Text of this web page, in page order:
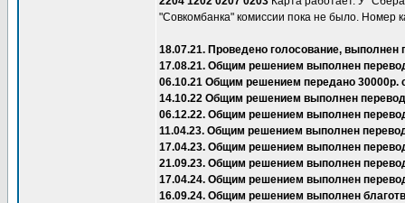
"Совкомбанка" комиссии пока не было. Номер
18.07.21. Проведено голосование,
17.08.21. Общим решением выполнен
06.10.21 Общим решением передано 30000р.
14.10.22 Общим решением выполнен
06.12.22. Общим решением выполнен
11.04.23. Общим решением выполнен
17.04.23. Общим решением выполнен
21.09.23. Общим решением выполнен
17.04.24. Общим решением выполнен
16.09.24. Общим решением выполнен